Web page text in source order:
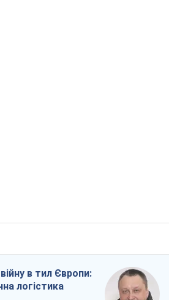
в тил Європи:
логістика